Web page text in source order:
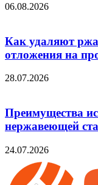
06.08.2026
Как удаляют
отложения на
28.07.2026
Преимущества
нержавеющей
24.07.2026